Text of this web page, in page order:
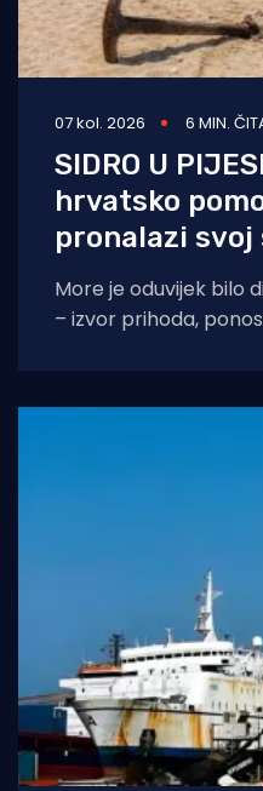
07 kol. 2026 6 MIN.
SIDRO U
hrvatsko
pronalazi svoj
More je oduvijek bilo
– izvor prihoda,